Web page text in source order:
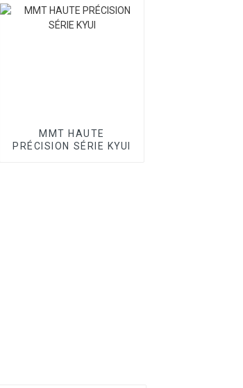
MMT HAUTE
PRÉCISION SÉRIE KYUI